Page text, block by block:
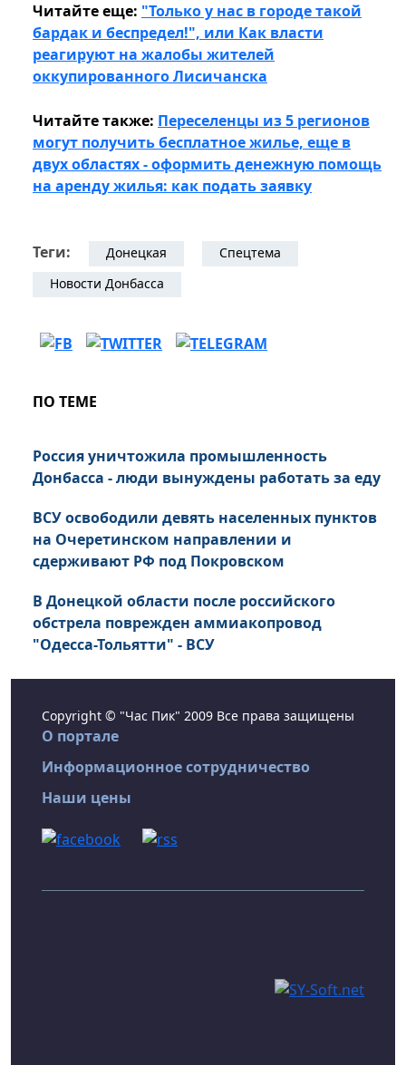
Читайте еще: "Только у нас в городе такой
бардак и беспредел!", или Как власти
реагируют на жалобы жителей
оккупированного Лисичанска
Читайте также: Переселенцы из 5 регионов
могут получить бесплатное жилье, еще в
двух областях - оформить денежную помощь
на аренду жилья: как подать заявку
Теги: Донецкая
Спецтема
Новости Донбасса
ПО ТЕМЕ
Россия уничтожила промышленность
Донбасса - люди вынуждены работать за еду
ВСУ освободили девять населенных пунктов
на Очеретинском направлении и
сдерживают РФ под Покровском
В Донецкой области после российского
обстрела поврежден аммиакопровод
"Одесса-Тольятти" - ВСУ
Copyright © "Час Пик" 2009 Все права защищены
О портале
Информационное сотрудничество
Наши цены